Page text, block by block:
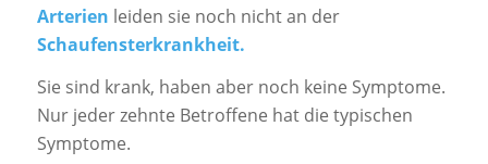
Arterien leiden sie noch nicht an der
Schaufensterkrankheit.
Sie sind krank, haben aber noch keine Symptome.
Nur jeder zehnte Betroffene hat die typischen
Symptome.